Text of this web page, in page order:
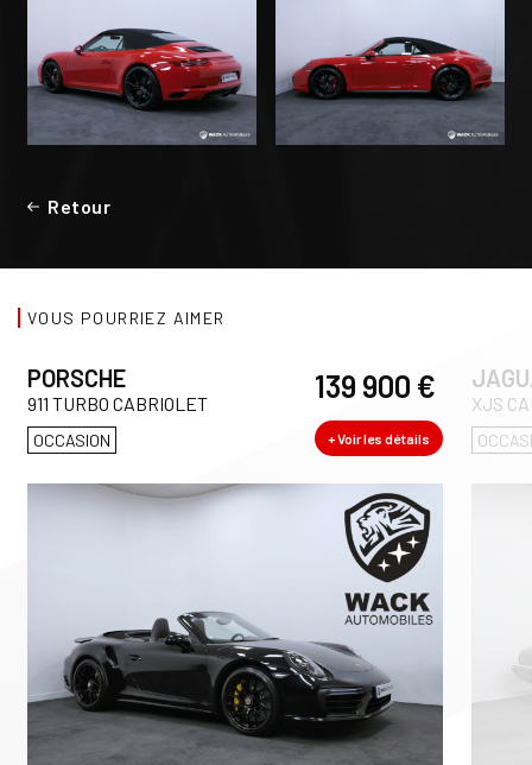
Retour
VOUS POURRIEZ AIMER
PORSCHE
911 TURBO CABRIOLET
OCCASION
139 900 €
+ Voir les détails
XJS